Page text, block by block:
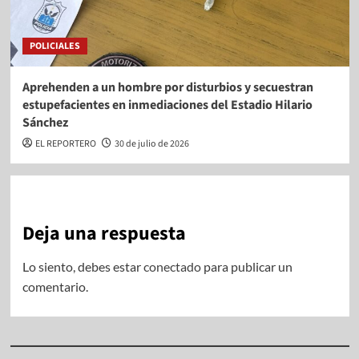
POLICIALES
Aprehenden a un hombre por disturbios y secuestran
estupefacientes en inmediaciones del Estadio Hilario
Sánchez
EL REPORTERO 30 de julio de 2026
Deja una respuesta
Lo siento, debes estarconectadopara publicar un
comentario.